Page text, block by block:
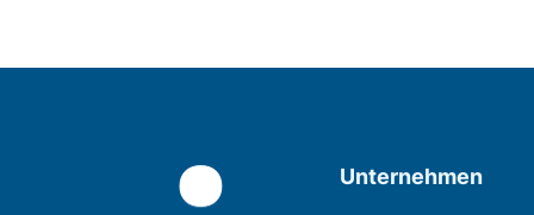
Unternehmen